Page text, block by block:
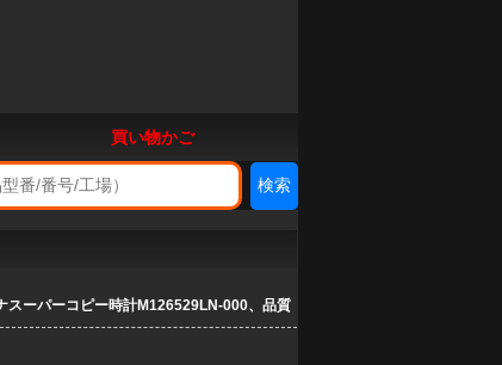
買い物かご
スーパーコピー時計M126529LN-000、品質